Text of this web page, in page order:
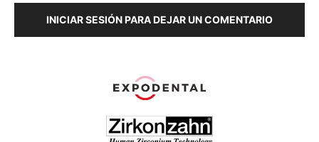
INICIAR SESIÓN PARA DEJAR UN COMENTARIO